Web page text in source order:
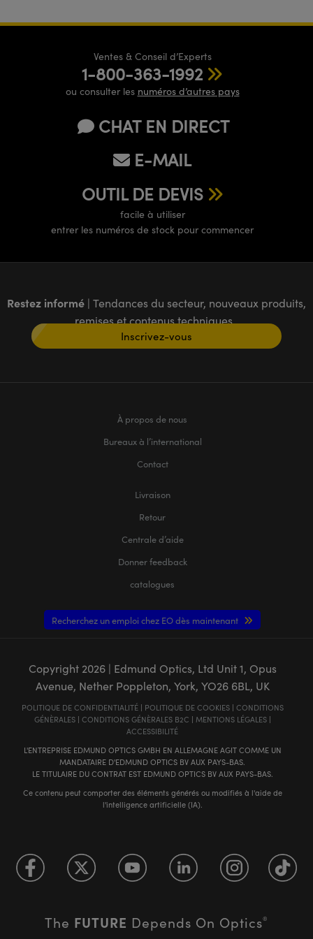
Ventes & Conseil d’Experts
1-800-363-1992
ou consulter les numéros d’autres pays
CHAT EN DIRECT
E-MAIL
OUTIL DE DEVIS
facile à utiliser
entrer les numéros de stock pour commencer
Restez informé | Tendances du secteur, nouveaux produits,
remises et contenus techniques
Inscrivez-vous
À propos de nous
Bureaux à l’international
Contact
Livraison
Retour
Centrale d’aide
Donner feedback
catalogues
Recherchez un emploi chez EO dès maintenant
Copyright 2026| Edmund Optics, Ltd Unit 1, Opus
Avenue, Nether Poppleton, York, YO26 6BL, UK
POLITIQUE DE CONFIDENTIALITÉ| POLITIQUE DE COOKIES| CONDITIONS
GÉNÈRALES| CONDITIONS GÉNÈRALES B2C | MENTIONS LÉGALES|
ACCESSIBILITÉ
L'ENTREPRISE EDMUND OPTICS GMBH EN ALLEMAGNE AGIT COMME UN
MANDATAIRE D'EDMUND OPTICS BV AUX PAYS-BAS.
LE TITULAIRE DU CONTRAT EST EDMUND OPTICS BV AUX PAYS-BAS.
Ce contenu peut comporter des éléments générés ou modifiés à l'aide de
l'intelligence artificielle (IA).
The FUTURE Depends On Optics®